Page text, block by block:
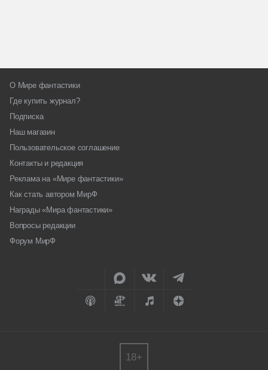
О Мире фантастики
Где купить журнал?
Подписка
Наш магазин
Пользовательское соглашение
Контакты и редакция
Реклама на «Мире фантастики»
Как стать автором МирФ
Награды «Мира фантастики»
Вопросы редакции
Форум МирФ
18+